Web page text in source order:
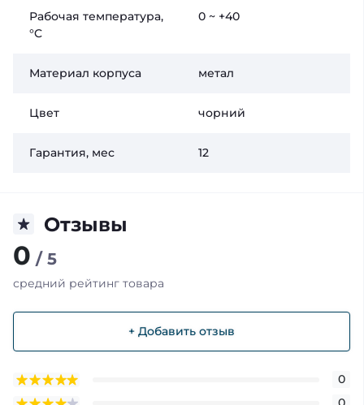
Рабочая температура,
°C
0 ~ +40
Материал корпуса метал
Цвет чорний
Гарантия, мес 12
Отзывы
0 / 5
средний рейтинг товара
+ Добавить отзыв
0